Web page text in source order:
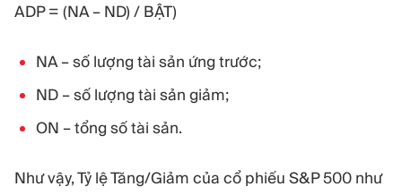
ADP = (NA – ND) / BẬT)
NA – số lượng tài sản ứng trước;
ND – số lượng tài sản giảm;
ON – tổng số tài sản.
Như vậy, Tỷ lệ Tăng/Giảm của cổ phiếu S&P 500 như